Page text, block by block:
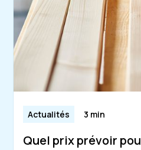
Actualités 3 min
Quel prix prévoir